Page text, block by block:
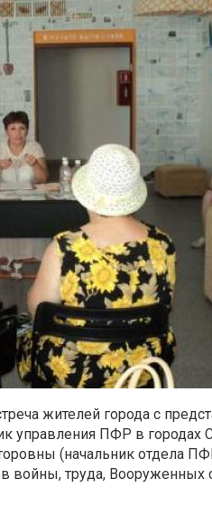
жителей города с
управления ПФР в городах
(начальник отдела
войны, труда, Вооруженных